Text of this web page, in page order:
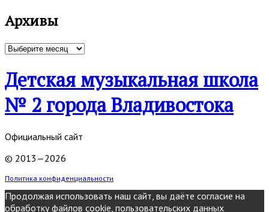
Архивы
Архивы
Детская музыкальная школа
№ 2 города Владивостока
Официальный сайт
© 2013—2026
Политика конфиденциальности
Продолжая использовать наш сайт, вы даёте согласие на
обработку файлов cookie, пользовательских данных